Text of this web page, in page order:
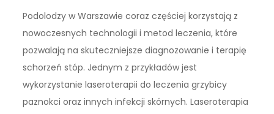
Podolodzy w Warszawie coraz częściej korzystają z
nowoczesnych technologii i metod leczenia, które
pozwalają na skuteczniejsze diagnozowanie i terapię
schorzeń stóp. Jednym z przykładów jest
wykorzystanie laseroterapii do leczenia grzybicy
paznokci oraz innych infekcji skórnych. Laseroterapia